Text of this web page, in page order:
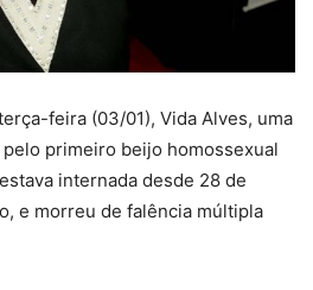
feira (03/01), Vida Alves, uma
primeiro beijo homossexual
internada desde 28 de
e morreu de falência múltipla